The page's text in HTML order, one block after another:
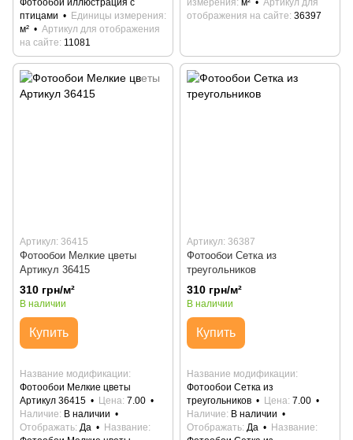
Фотообои иллюстрация с
птицами
Единицы измерения
м²
Артикул для отображения
на сайте 11081
измерения м²
Артикул для
отображения на сайте 36397
Артикул: 36415
Фотообои Мелкие цветы
Артикул 36415
310 грн/м²
В наличии
Купить
Название модификации
Фотообои Мелкие цветы
Артикул 36415
Цена 7.00
Наличие В наличии
Отображать Да
Название
Артикул: 36387
Фотообои Сетка из
треугольников
310 грн/м²
В наличии
Купить
Название модификации
Фотообои Сетка из
треугольников
Цена 7.00
Наличие В наличии
Отображать Да
Название